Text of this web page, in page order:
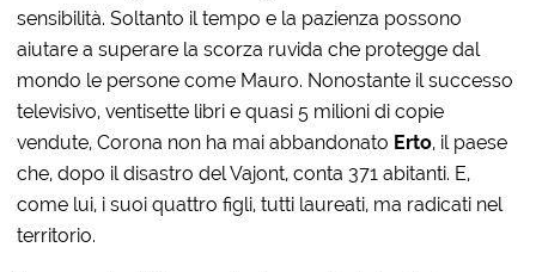
sensibilità. Soltanto il tempo e la pazienza possono
aiutare a superare la scorza ruvida che protegge dal
mondo le persone come Mauro. Nonostante il successo
televisivo, ventisette libri e quasi 5 milioni di copie
vendute, Corona non ha mai abbandonato Erto, il paese
che, dopo il disastro del Vajont, conta 371 abitanti. E,
come lui, i suoi quattro figli, tutti laureati, ma radicati nel
territorio.